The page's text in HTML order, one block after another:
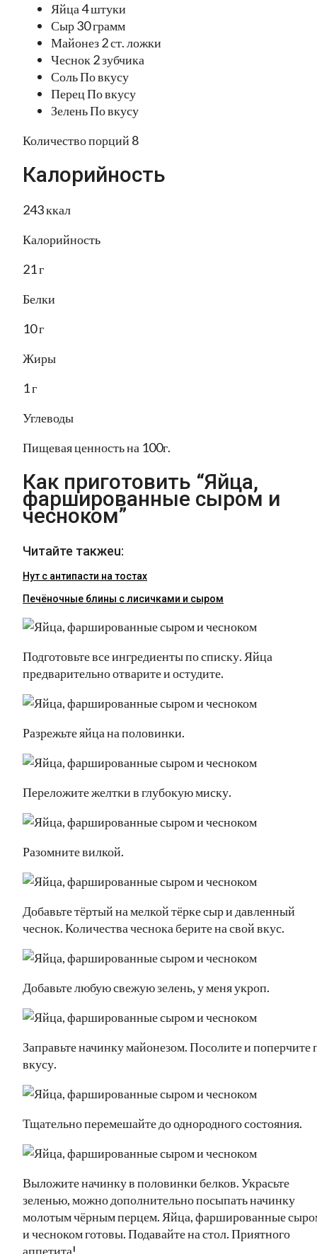
Яйца 4 штуки
Сыр 30 грамм
Майонез 2 ст. ложки
Чеснок 2 зубчика
Соль По вкусу
Перец По вкусу
Зелень По вкусу
Количество порций 8
Калорийность
243 ккал
Калорийность
21 г
Белки
10 г
Жиры
1 г
Углеводы
Пищевая ценность на 100г.
Как приготовить “Яйца,
фаршированные сыром и
чесноком”
Читайте такжеu:
Нут с антипасти на тостах
Печёночные блины с лисичками и сыром
Подготовьте все ингредиенты по списку. Яйца
предварительно отварите и остудите.
Разрежьте яйца на половинки.
Переложите желтки в глубокую миску.
Разомните вилкой.
Добавьте тёртый на мелкой тёрке сыр и давленный
чеснок. Количества чеснока берите на свой вкус.
Добавьте любую свежую зелень, у меня укроп.
Заправьте начинку майонезом. Посолите и поперчите
вкусу.
Тщательно перемешайте до однородного состояния.
Выложите начинку в половинки белков. Украсьте
зеленью, можно дополнительно посыпать начинку
молотым чёрным перцем. Яйца, фаршированные
и чесноком готовы. Подавайте на стол. Приятного
аппетита!